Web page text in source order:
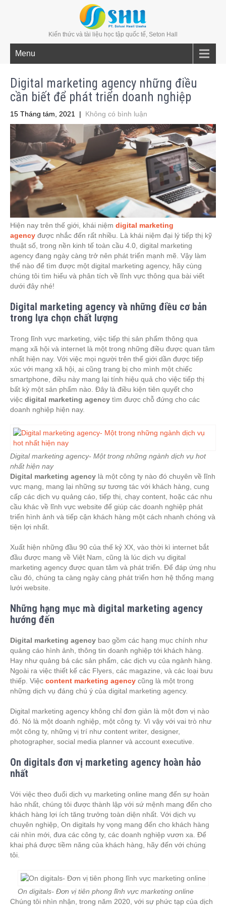
Kiến thức và tài liệu học tập quốc tế, Seton Hall
Menu
Digital marketing agency những điều
cần biết để phát triển doanh nghiệp
15 Tháng tám, 2021 | Không có bình luận
Hiện nay trên thế giới, khái niệm digital marketing
agency được nhắc đến rất nhiều. Là khái niệm đại lý tiếp thị kỹ
thuật số, trong nền kinh tế toàn cầu 4.0, digital marketing
agency đang ngày càng trở nên phát triển mạnh mẽ. Vậy làm
thế nào để tìm được một digital marketing agency, hãy cùng
chúng tôi tìm hiểu và phân tích về lĩnh vực thông qua bài viết
dưới đây nhé!
Digital marketing agency và những điều cơ bản
trong lựa chọn chất lượng
Trong lĩnh vực marketing, việc tiếp thị sản phẩm thông qua
mạng xã hội và internet là một trong những điều được quan tâm
nhất hiện nay. Với việc mọi người trên thế giới dần được tiếp
xúc với mạng xã hội, ai cũng trang bị cho mình một chiếc
smartphone, điều này mang lại tính hiệu quả cho việc tiếp thị
bất kỳ một sản phẩm nào. Đây là điều kiện tiên quyết cho
việc digital marketing agency tìm được chỗ đứng cho các
doanh nghiệp hiện nay.
Digital marketing agency- Một trong những ngành dịch vụ hot
nhất hiện nay
Digital marketing agency là một công ty nào đó chuyên về lĩnh
vực mạng, mang lại những sự tương tác với khách hàng, cung
cấp các dịch vụ quảng cáo, tiếp thị, chạy content, hoặc các nhu
cầu khác về lĩnh vực website để giúp các doanh nghiệp phát
triển hình ảnh và tiếp cận khách hàng một cách nhanh chóng và
tiện lợi nhất.
Xuất hiện những đầu 90 của thế kỷ XX, vào thời kì internet bắt
đầu được mang về Việt Nam, cũng là lúc dịch vụ digital
marketing agency được quan tâm và phát triển. Để đáp ứng nhu
cầu đó, chúng ta càng ngày càng phát triển hơn hệ thống mạng
lưới website.
Những hạng mục mà digital marketing agency
hướng đến
Digital marketing agency bao gồm các hạng mục chính như
quảng cáo hình ảnh, thông tin doanh nghiệp tới khách hàng.
Hay như quảng bá các sản phẩm, các dịch vụ của ngành hàng.
Ngoài ra việc thiết kế các Flyers, các magazine, và các loại bưu
thiếp. Việc content marketing agency cũng là một trong
những dịch vụ đáng chú ý của digital marketing agency.
Digital marketing agency không chỉ đơn giản là một đơn vị nào
đó. Nó là một doanh nghiệp, một công ty. Vì vậy với vai trò như
một công ty, những vị trí như content writer, designer,
photographer, social media planner và account executive.
On digitals đơn vị marketing agency hoàn hảo
nhất
Với việc theo đuổi dịch vụ marketing online mang đến sự hoàn
hảo nhất, chúng tôi được thành lập với sứ mệnh mang đến cho
khách hàng lợi ích tăng trưởng toàn diện nhất. Với dịch vụ
chuyên nghiệp, On digitals hy vọng mang đến cho khách hàng
cái nhìn mới, đưa các công ty, các doanh nghiệp vươn xa. Để
khai phá được tiềm năng của khách hàng, hãy đến với chúng
tôi.
On digitals- Đơn vị tiên phong lĩnh vực marketing online
Chúng tôi nhìn nhận, trong năm 2020, với sự phức tạp của dịch